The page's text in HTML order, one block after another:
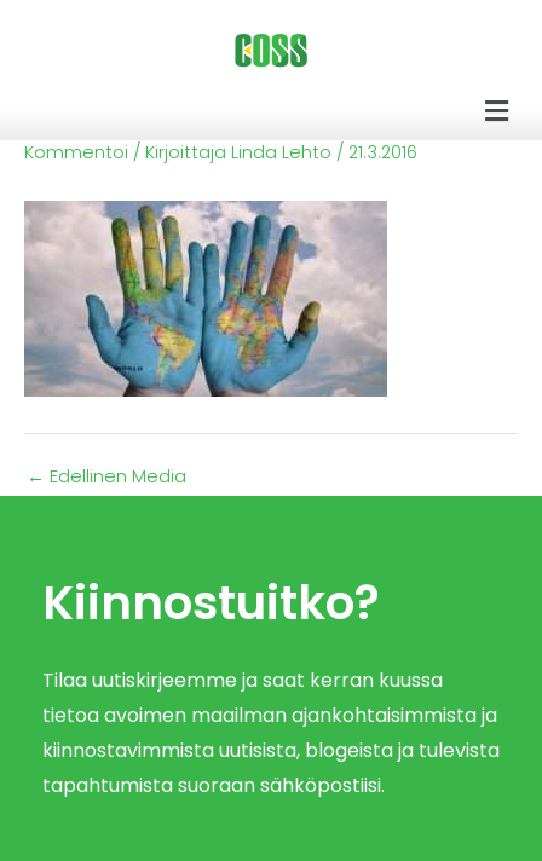
Kommentoi / Kirjoittaja Linda Lehto / 21.3.2016
← Edellinen Media
Kiinnostuitko?
Tilaa uutiskirjeemme ja saat kerran kuussa
tietoa avoimen maailman ajankohtaisimmista ja
kiinnostavimmista uutisista, blogeista ja tulevista
tapahtumista suoraan sähköpostiisi.